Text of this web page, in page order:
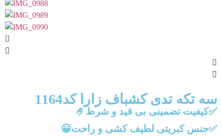
سه تکه تدی کشباف زارا کد1164
✅کیفیت تضمینی بی قید و شرط🤌
✅جنس کبریتی لطیف کشی و راحت😀